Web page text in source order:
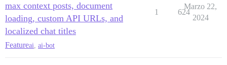
max context posts, document
loading, custom API URLs, and
localized chat titles
Featureai ai-bot
1 624
Marzo 22,
2024